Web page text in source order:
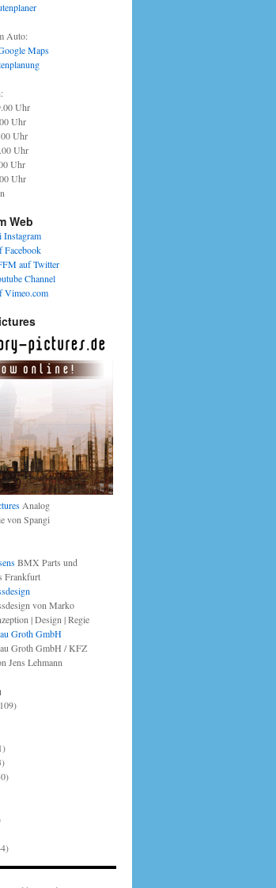
Auto:
Maps
Uhr
Uhr
Uhr
Uhr
Uhr
Uhr
Web
Instagram
Facebook
auf Twitter
Channel
Vimeo.com
Analog
von Spangi
BMX Parts und
Frankfurt
von Marko
| Design | Regie
Groth GmbH
Groth GmbH / KFZ
Jens Lehmann